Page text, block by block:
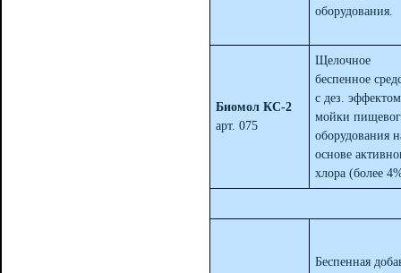
оборудования.
Биомол КС-2
арт. 075
Щелочное
беспенное
с дез.
мойки
оборудования
основе
хлора (более
Беспенная